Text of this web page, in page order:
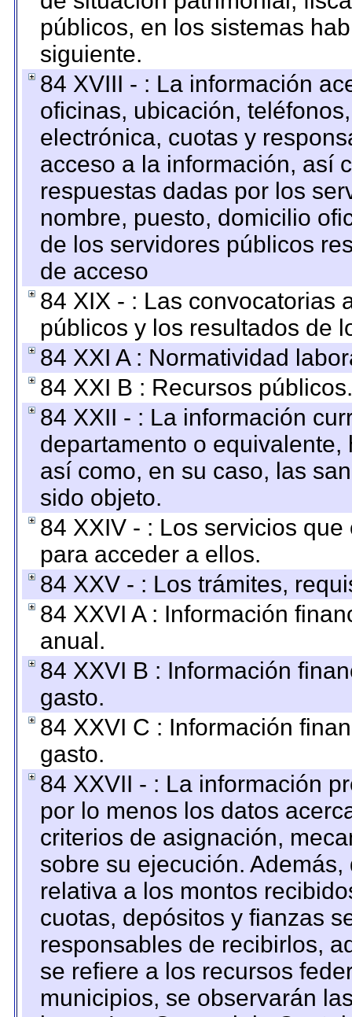
públicos, en los sistemas
siguiente.
84 XVIII - : La información
oficinas, ubicación,
electrónica, cuotas y
acceso a la información, así
respuestas dadas por los
nombre, puesto, domicilio
de los servidores públicos
de acceso
84 XIX - : Las convocatorias
públicos y los resultados de
84 XXI A : Normatividad
84 XXI B : Recursos públicos.
84 XXII - : La información
departamento o
así como, en su caso, las
sido objeto.
84 XXIV - : Los servicios
para acceder a ellos.
84 XXV - : Los trámites,
84 XXVI A : Información
anual.
84 XXVI B : Información
gasto.
84 XXVI C : Información
gasto.
84 XXVII - : La información
por lo menos los datos
criterios de asignación,
sobre su ejecución.
relativa a los montos
cuotas, depósitos y fianzas
responsables de recibirlos,
se refiere a los recursos
municipios, se observarán